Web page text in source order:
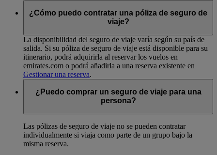
¿Cómo puedo contratar una póliza de seguro de
viaje?
La disponibilidad del seguro de viaje varía según su país de
salida. Si su póliza de seguro de viaje está disponible para su
itinerario, podrá adquirirla al reservar los vuelos en
emirates.com o podrá añadirla a una reserva existente en
Gestionar una reserva.
¿Puedo comprar un seguro de viaje para una
persona?
Las pólizas de seguro de viaje no se pueden contratar
individualmente si viaja como parte de un grupo bajo la
misma reserva.